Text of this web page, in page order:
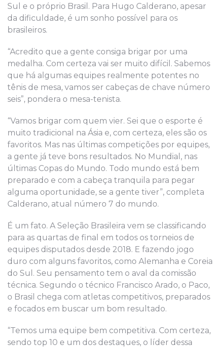
Sul e o próprio Brasil. Para Hugo Calderano, apesar
da dificuldade, é um sonho possível para os
brasileiros.
“Acredito que a gente consiga brigar por uma
medalha. Com certeza vai ser muito difícil. Sabemos
que há algumas equipes realmente potentes no
tênis de mesa, vamos ser cabeças de chave número
seis”, pondera o mesa-tenista.
“Vamos brigar com quem vier. Sei que o esporte é
muito tradicional na Ásia e, com certeza, eles são os
favoritos. Mas nas últimas competições por equipes,
a gente já teve bons resultados. No Mundial, nas
últimas Copas do Mundo. Todo mundo está bem
preparado e com a cabeça tranquila para pegar
alguma oportunidade, se a gente tiver”, completa
Calderano, atual número 7 do mundo.
É um fato. A Seleção Brasileira vem se classificando
para as quartas de final em todos os torneios de
equipes disputados desde 2018. E fazendo jogo
duro com alguns favoritos, como Alemanha e Coreia
do Sul. Seu pensamento tem o aval da comissão
técnica. Segundo o técnico Francisco Arado, o Paco,
o Brasil chega com atletas competitivos, preparados
e focados em buscar um bom resultado.
“Temos uma equipe bem competitiva. Com certeza,
sendo top 10 e um dos destaques, o líder dessa